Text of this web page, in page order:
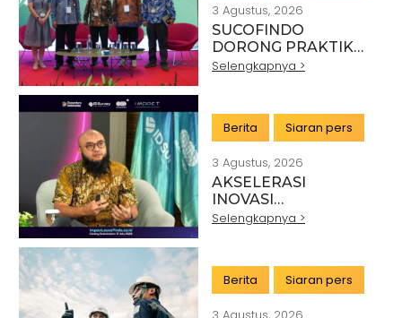
3 Agustus, 2026
SUCOFINDO
DORONG PRAKTIK
PERTAMBANGAN
Selengkapnya >
Berita Siaran pers
3 Agustus, 2026
AKSELERASI
INOVASI
TEKNOLOGI,
TRANSFORMASI
LAYANAN TIC
Selengkapnya >
Berita Siaran pers
3 Agustus, 2026